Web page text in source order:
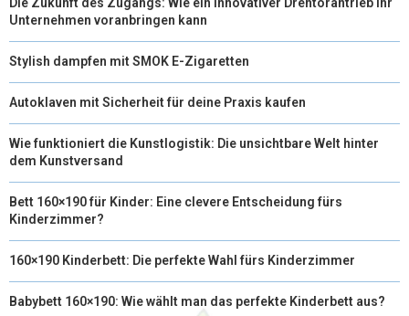
Unternehmen voranbringen kann
Stylish dampfen mit SMOK E-Zigaretten
Autoklaven mit Sicherheit für deine Praxis kaufen
Wie funktioniert die Kunstlogistik: Die unsichtbare Welt hinter
dem Kunstversand
Bett 160×190 für Kinder: Eine clevere Entscheidung fürs
Kinderzimmer?
160×190 Kinderbett: Die perfekte Wahl fürs Kinderzimmer
Babybett 160×190: Wie wählt man das perfekte Kinderbett aus?